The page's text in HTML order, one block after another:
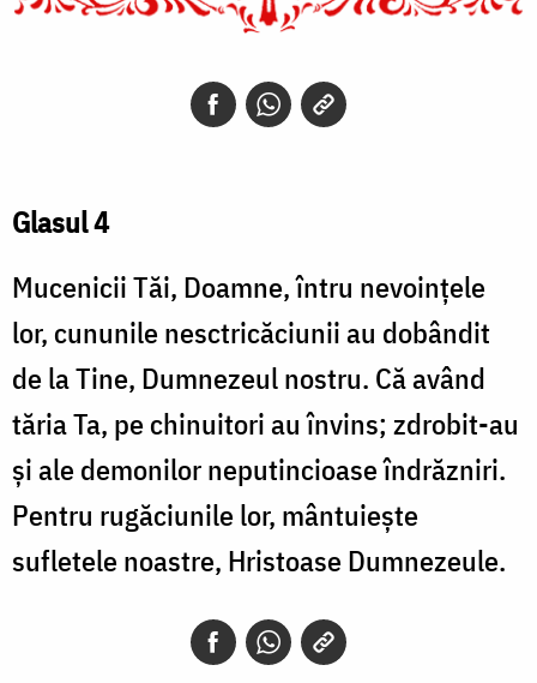
Glasul 4
Mucenicii Tăi, Doamne, întru nevoinţele
lor, cununile nesctricăciunii au dobândit
de la Tine, Dumnezeul nostru. Că având
tăria Ta, pe chinuitori au învins; zdrobit-au
şi ale demonilor neputincioase îndrăzniri.
Pentru rugăciunile lor, mântuieşte
sufletele noastre, Hristoase Dumnezeule.